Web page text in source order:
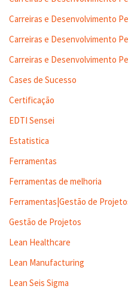
Carreiras e Desenvolvimento
Carreiras e Desenvolvimento
Carreiras e Desenvolvimento
Cases de Sucesso
Certificação
EDTI Sensei
Estatistica
Ferramentas
Ferramentas de melhoria
Ferramentas|Gestão de
Gestão de Projetos
Lean Healthcare
Lean Manufacturing
Lean Seis Sigma